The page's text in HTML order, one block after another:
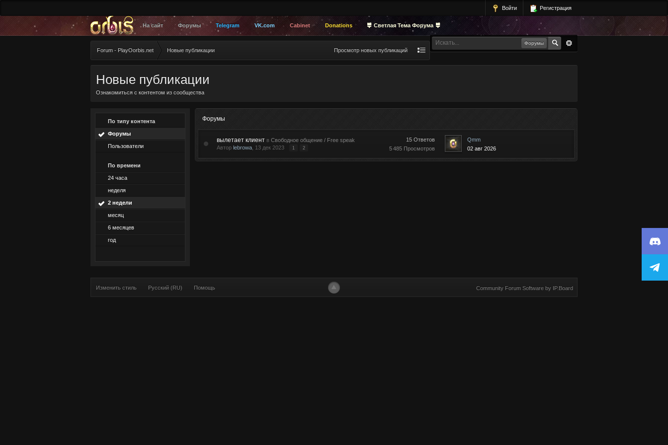
Войти Регистрация
На сайт Форумы Telegram VK.com Cabinet Donations Светлая Тема Форума
Форумы
Forum - PlayOorbis.net Новые публикации Просмотр новых публикаций
Новые публикации
Ознакомиться с контентом из сообщества
По типу контента
Форумы
Пользователи
По времени
24 часа
неделя
2 недели
месяц
6 месяцев
год
Форумы
вылетает клиент в Свободное общение / Free speak
Автор lebrowa , 13 дек 2023 1 2
15 Ответов
5 485 Просмотров
Qmm
02 авг 2026
Community Forum Software by IP.Board
Изменить стиль Русский (RU) Помощь